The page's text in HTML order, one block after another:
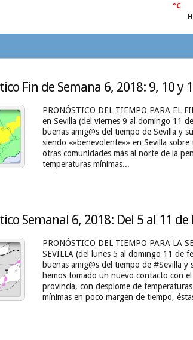
ºC
Fin de Semana 6, 2018: 9, 10 y
PRONÓSTICO DEL TIEMPO PARA EL
en Sevilla (del viernes 9 al domingo 11
buenas amig@s del tiempo de Sevilla y
siendo «»benevolente»» en Sevilla
otras comunidades más al norte de la
temperaturas mínimas...
Semanal 6, 2018: Del 5 al 11 de
PRONÓSTICO DEL TIEMPO PARA LA
SEVILLA (del lunes 5 al domingo 11
buenas amig@s del tiempo de #Sevilla y
hemos tomado un nuevo contacto con
provincia, con desplome de
mínimas en poco margen de tiempo,